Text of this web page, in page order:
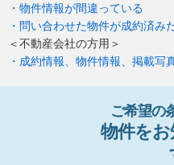
・物件情報が間違っている
・問い合わせた物件が成約済み
＜不動産会社の方用＞
・成約情報、物件情報、掲載写
ご希望の
物件をお